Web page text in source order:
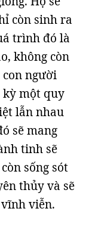
còn sinh ra
trình đó là
không còn
người
kỳ một quy
lẫn nhau
sẽ mang
tinh sẽ
sống sót
thủy và sẽ
viễn.